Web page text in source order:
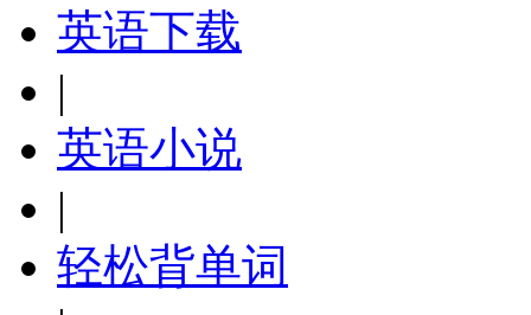
英语下载
|
英语小说
|
轻松背单词